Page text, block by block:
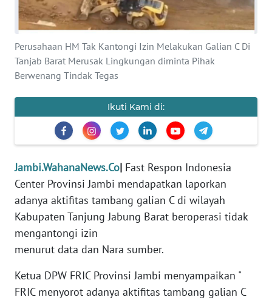
Perusahaan HM Tak Kantongi Izin Melakukan Galian C Di
Tanjab Barat Merusak Lingkungan diminta Pihak
Berwenang Tindak Tegas
Ikuti Kami di:
Jambi.WahanaNews.Co| Fast Respon Indonesia
Center Provinsi Jambi mendapatkan laporkan
adanya aktifitas tambang galian C di wilayah
Kabupaten Tanjung Jabung Barat beroperasi tidak
mengantongi izin
menurut data dan Nara sumber.
Ketua DPW FRIC Provinsi Jambi menyampaikan "
FRIC menyorot adanya aktifitas tambang galian C
KONTAK
KAMI
INFO
IKLAN
TENTANG
MEDIA
SIBER
REDAKSI
KARIR
DISCLAIMER